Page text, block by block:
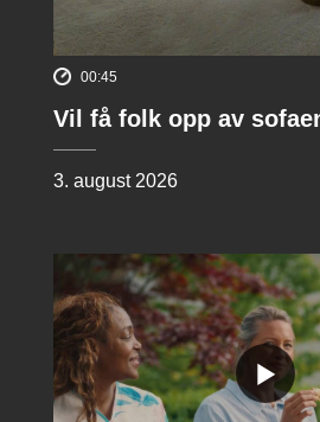
00:45
Vil få folk opp av
3. august 2026